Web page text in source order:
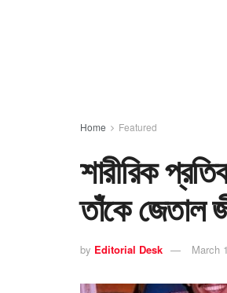
Home Featured
শারীরিক
তাঁকে জেতাল
by Editorial Desk March